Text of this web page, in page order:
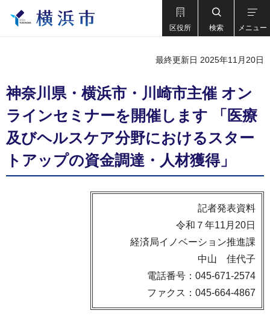
区役所 検索 メニュー
最終更新日 2025年11月20日
神奈川県・横浜市・川崎市主催 オン
ラインセミナーを開催します 「医療
及びヘルスケア分野におけるスター
トアップの資金調達・人材獲得」
記者発表資料
令和７年11月20日
経済局イノベーション推進課
中山 佳代子
電話番号：045-671-2574
ファクス：045-664-4867